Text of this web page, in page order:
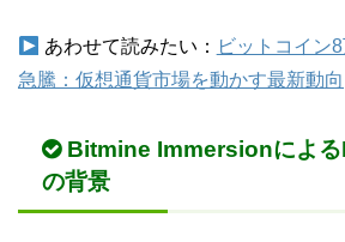
あわせて読みたい： ビットコイン
急騰：仮想通貨市場を動かす最新動向
Bitmine Immersionによる
の背景